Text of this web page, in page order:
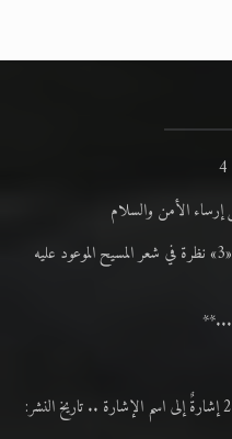
الأمن والسلام
رأيٌ في لغة المسيح الموعود عليه السلام ..«3» نظرة في شعر المسيح الموعود عليه
...**
رأي في لغة المسيح الموعود عليه السلام.. 2 إشارةٌ إلى اسم الإشارة .. تاريخ النشر: